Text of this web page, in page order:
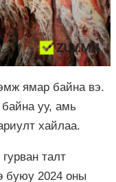
ямар байна вэ.
уу, амь
хайлаа.
талт
буюу 2024 оны